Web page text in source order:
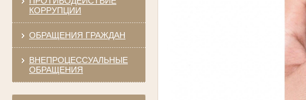
КОРРУПЦИИ
ОБРАЩЕНИЯ ГРАЖДАН
ВНЕПРОЦЕССУАЛЬНЫЕ
ОБРАЩЕНИЯ